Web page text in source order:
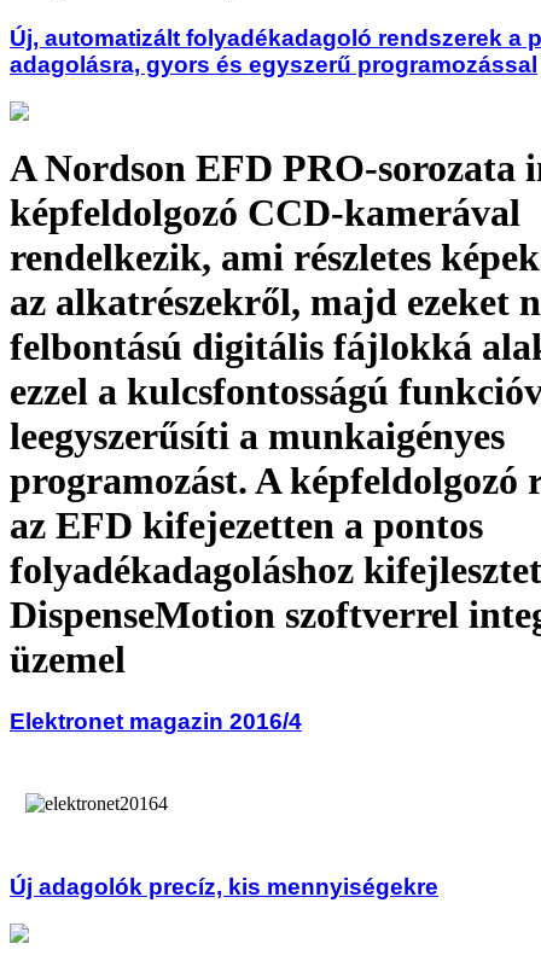
Új, automatizált folyadékadagoló rendszerek a
adagolásra, gyors és egyszerű programozással
A Nordson EFD PRO-sorozata
képfeldolgozó CCD-kamerával
rendelkezik, ami részletes
az alkatrészekről, majd ezeket
felbontású digitális fájlokká
ezzel a kulcsfontosságú
leegyszerűsíti a munkaigényes
programozást. A képfeldolgozó
az EFD kifejezetten a pontos
folyadékadagoláshoz
DispenseMotion szoftverrel
üzemel
Elektronet magazin 2016/4
Új adagolók precíz, kis mennyiségekre